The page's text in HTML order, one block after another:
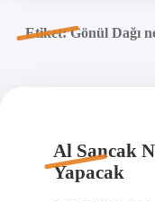
Etiket:Gönül Dağı
Al Sancak
Yapacak